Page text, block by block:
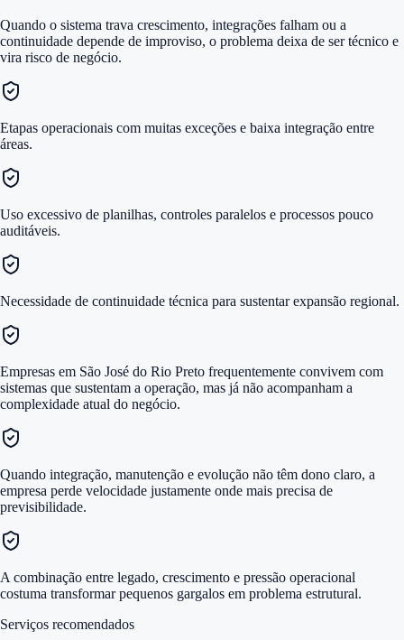
Quando o sistema trava crescimento, integrações falham ou a
continuidade depende de improviso, o problema deixa de ser técnico e
vira risco de negócio.
Etapas operacionais com muitas exceções e baixa integração entre
áreas.
Uso excessivo de planilhas, controles paralelos e processos pouco
auditáveis.
Necessidade de continuidade técnica para sustentar expansão regional.
Empresas em São José do Rio Preto frequentemente convivem com
sistemas que sustentam a operação, mas já não acompanham a
complexidade atual do negócio.
Quando integração, manutenção e evolução não têm dono claro, a
empresa perde velocidade justamente onde mais precisa de
previsibilidade.
A combinação entre legado, crescimento e pressão operacional
costuma transformar pequenos gargalos em problema estrutural.
Serviços recomendados